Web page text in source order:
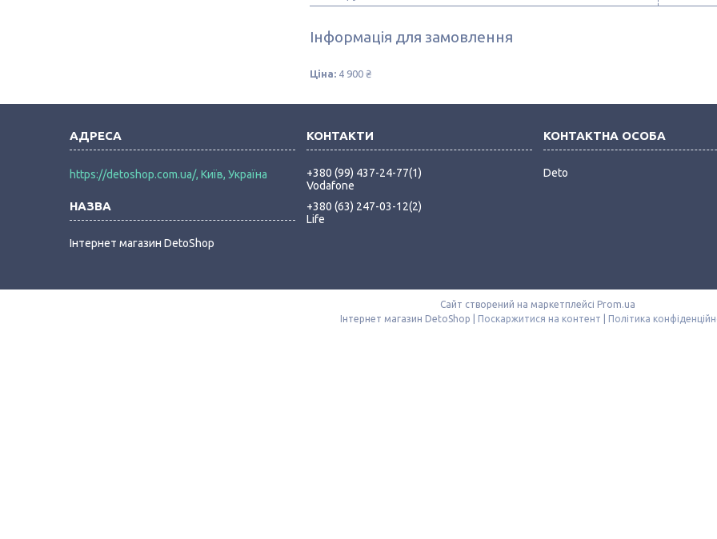
Інформація для замовлення
Ціна: 4 900 ₴
https://detoshop.com.ua/, Київ, Україна
Інтернет магазин DetoShop
+380 (99) 437-24-77 1
Vodafone
+380 (63) 247-03-12 2
Life
Deto
Сайт створений на маркетплейсі Prom.ua
Поскаржитися на контент Політика